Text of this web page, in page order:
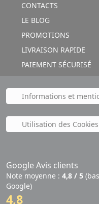
CONTACTS
LE BLOG
PROMOTIONS
LIVRAISON RAPIDE
PAIEMENT SÉCURISÉ
Informations et
Utilisation des Cookies
Google Avis clients
Note moyenne : 4,8 / 5
Google)
4,8